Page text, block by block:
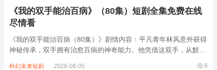
《我的双手能治百病》（80集）短剧全集免费在线
尽情看
《我的双手能治百病（80集）》剧情内容：平凡青年林风意外获得
神秘传承，双手拥有治愈百病的神奇能力。他凭借这双手，从默默
6
科幻未来短剧 2026-08-05